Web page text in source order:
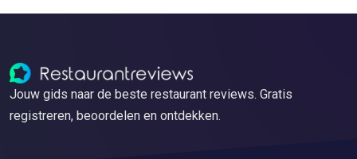
Jouw gids naar de beste restaurant reviews. Gratis
registreren, beoordelen en ontdekken.